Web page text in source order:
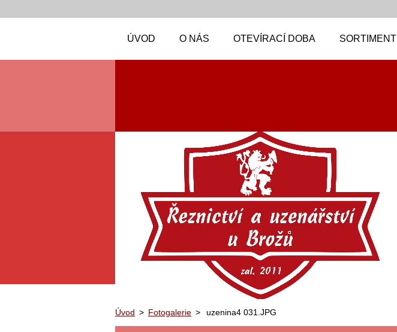
ÚVOD O NÁS OTEVÍRACÍ DOBA SORTIMENT
Úvod > Fotogalerie > uzenina4 031.JPG